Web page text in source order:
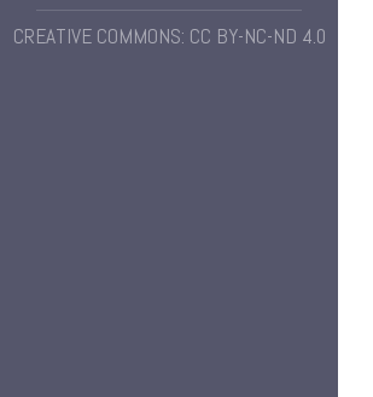
CREATIVE COMMONS: CC BY-NC-ND 4.0